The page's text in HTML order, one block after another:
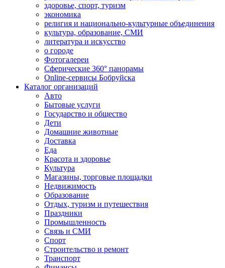
здоровье, спорт, туризм
экономика
религия и национально-культурные объединения
культура, образование, СМИ
литература и искусство
о городе
Фотогалереи
Сферические 360° панорамы
Online-сервисы Бобруйска
Каталог организаций
Авто
Бытовые услуги
Государство и общество
Дети
Домашние животные
Доставка
Еда
Красота и здоровье
Культура
Магазины, торговые площадки
Недвижимость
Образование
Отдых, туризм и путешествия
Праздники
Промышленность
Связь и СМИ
Спорт
Строительство и ремонт
Транспорт